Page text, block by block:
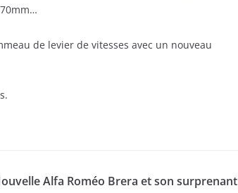
de levier de vitesses avec un nouveau
Alfa Roméo Brera et son surprenant